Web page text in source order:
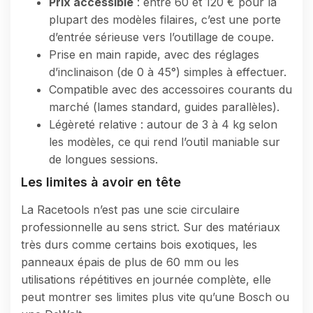
plupart des modèles filaires, c’est une porte
d’entrée sérieuse vers l’outillage de coupe.
Prise en main rapide, avec des réglages
d’inclinaison (de 0 à 45°) simples à effectuer.
Compatible avec des accessoires courants du
marché (lames standard, guides parallèles).
Légèreté relative : autour de 3 à 4 kg selon
les modèles, ce qui rend l’outil maniable sur
de longues sessions.
Les limites à avoir en tête
La Racetools n’est pas une scie circulaire
professionnelle au sens strict. Sur des matériaux
très durs comme certains bois exotiques, les
panneaux épais de plus de 60 mm ou les
utilisations répétitives en journée complète, elle
peut montrer ses limites plus vite qu’une Bosch ou